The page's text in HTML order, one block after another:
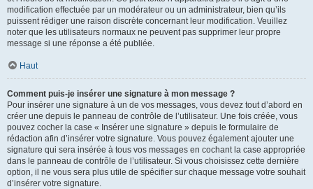
modification effectuée par un modérateur ou un administrateur, bien qu’ils
puissent rédiger une raison discrète concernant leur modification. Veuillez
noter que les utilisateurs normaux ne peuvent pas supprimer leur propre
message si une réponse a été publiée.
Haut
Comment puis-je insérer une signature à mon message ?
Pour insérer une signature à un de vos messages, vous devez tout d’abord en
créer une depuis le panneau de contrôle de l’utilisateur. Une fois créée, vous
pouvez cocher la case « Insérer une signature » depuis le formulaire de
rédaction afin d’insérer votre signature. Vous pouvez également ajouter une
signature qui sera insérée à tous vos messages en cochant la case appropriée
dans le panneau de contrôle de l’utilisateur. Si vous choisissez cette dernière
option, il ne vous sera plus utile de spécifier sur chaque message votre souhait
d’insérer votre signature.